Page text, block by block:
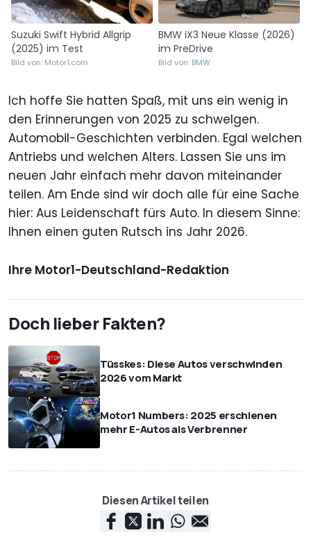
Suzuki Swift Hybrid Allgrip
(2025) im Test
Bild von: Motor1.com
BMW iX3 Neue Klasse (2026)
im PreDrive
Bild von: BMW
Ich hoffe Sie hatten Spaß, mit uns ein wenig in
den Erinnerungen von 2025 zu schwelgen.
Automobil-Geschichten verbinden. Egal welchen
Antriebs und welchen Alters. Lassen Sie uns im
neuen Jahr einfach mehr davon miteinander
teilen. Am Ende sind wir doch alle für eine Sache
hier: Aus Leidenschaft fürs Auto. In diesem Sinne:
Ihnen einen guten Rutsch ins Jahr 2026.
Ihre Motor1-Deutschland-Redaktion
Doch lieber Fakten?
Tüsskes: Diese Autos verschwinden
2026 vom Markt
Motor1 Numbers: 2025 erschienen
mehr E-Autos als Verbrenner
Diesen Artikel teilen